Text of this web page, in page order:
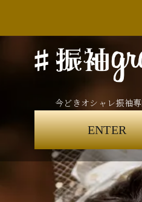
今どきオシャレ振袖
ENTER